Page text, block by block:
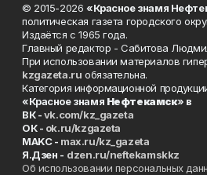
© 2015-2026 «Красное знамя
политическая газета городского
Издаётся с 1965 года.
Главный редактор - Сабитова
При использовании материалов
kzgazeta.ru обязательна.
Категория информационной
«Красное знамя Нефтекамск» в
ВК -vk.com/kz_gazeta
ОК - ok.ru/kzgazeta
MAKC - max.ru/kz_gazeta
Я.Дзен - dzen.ru/neftekamskkz
Об использовании персональных